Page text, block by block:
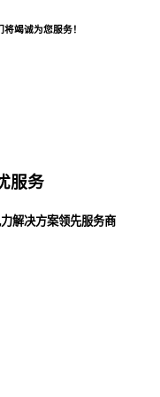
竭诚为您服务！
服务
解决方案领先服务商